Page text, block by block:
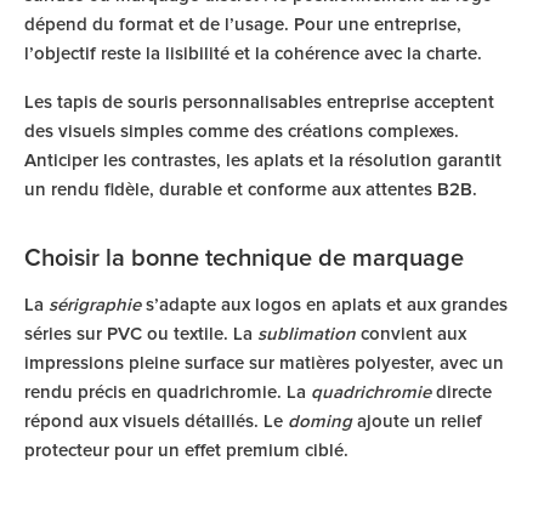
dépend du format et de l’usage. Pour une entreprise,
l’objectif reste la lisibilité et la cohérence avec la charte.
Les tapis de souris personnalisables entreprise acceptent
des visuels simples comme des créations complexes.
Anticiper les contrastes, les aplats et la résolution garantit
un rendu fidèle, durable et conforme aux attentes B2B.
Choisir la bonne technique de marquage
La sérigraphies’adapte aux logos en aplats et aux grandes
séries sur PVC ou textile. La sublimation convient aux
impressions pleine surface sur matières polyester, avec un
rendu précis en quadrichromie. La quadrichromiedirecte
répond aux visuels détaillés. Le domingajoute un relief
protecteur pour un effet premium ciblé.